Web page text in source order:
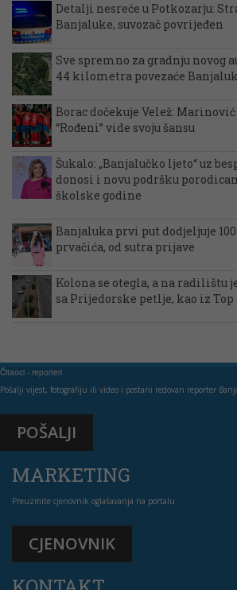
Detalji nesreće u Potkozarju:
Banjaluke, suvozač povrijeđen
Sve spremno za gradnju novog
44 kilometra povezaće
Borac dočekuje Velež:
“Rođeni” vide svoju šansu
Šukalo: „Banjalučko ljeto“ uz
donosi i novu podršku
školske godine
Banjaluka prvi put dodjeljuje
prvačića, od sutra prijave
Kolona se otegla, a na radilištu
sa Prijedorske petlje, kao iz
Čitaoci - reporteri
Pošalji vijest, fotografiju ili video i postani redovan reporter
POŠALJI
MARKETING
Preuzmite cjenovnik oglašavanja na portalu
CJENOVNIK